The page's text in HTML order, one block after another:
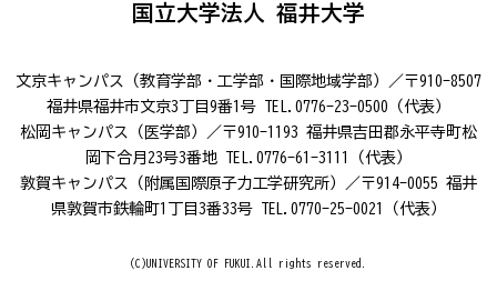
国立大学法人 福井大学
文京キャンパス（教育学部・工学部・国際地域学部）／〒910-8507
福井県福井市文京3丁目9番1号 TEL.0776-23-0500（代表）
松岡キャンパス（医学部）／〒910-1193 福井県吉田郡永平寺町松
岡下合月23号3番地 TEL.0776-61-3111（代表）
敦賀キャンパス（附属国際原子力工学研究所）／〒914-0055 福井
県敦賀市鉄輪町1丁目3番33号 TEL.0770-25-0021（代表）
(C)UNIVERSITY OF FUKUI.All rights reserved.